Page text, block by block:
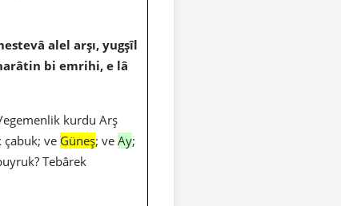
alel arşı, yugşîl
bi emrihi, e lâ
egemenlik kurdu Arş
çabuk; ve Güneş; ve Ay;
Tebârek